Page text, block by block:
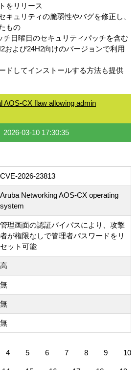
をリリース
キュリティの脆弱性やバグを修正し、
もの
チ日曜日のセキュリティパッチを含む
および24H2向けのバージョンで利用
ドしてインストールする方法も提供
AOS-CX flaw allowing admin
2026-03-10 17:30:35
CVE-2026-23813
Aruba Networking AOS-CX operating
system
管理画面の認証バイパスにより、攻撃
者が権限なしで管理者パスワードをリ
セット可能
高
無
無
無
4 5 6 7 8 9 10